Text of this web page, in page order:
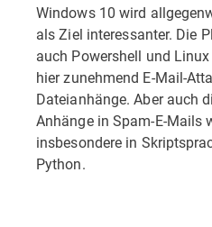
Windows 10 wird
als Ziel interessanter. Die
auch Powershell und
hier zunehmend E-Mail-
Dateianhänge. Aber auch
Anhänge in Spam-E-Mails
insbesondere in
Python.